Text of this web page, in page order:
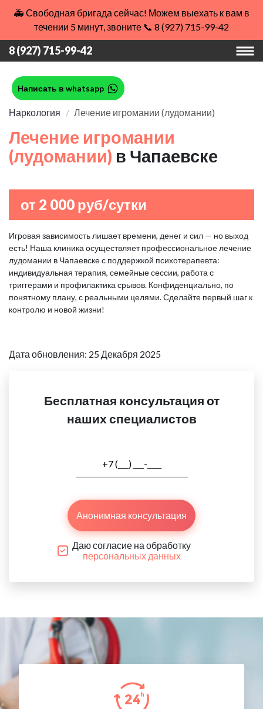
🚑 Свободная бригада сейчас! Можем выехать к вам в
течении 5 минут, звоните 📞 8 (927) 715-99-42
8 (927) 715-99-42
Написать в whatsapp
Наркология Лечение игромании (лудомании)
Лечение игромании
(лудомании) в Чапаевске
от 2 000 руб/сутки
Игровая зависимость лишает времени, денег и сил — но выход
есть! Наша клиника осуществляет профессиональное лечение
лудомании в Чапаевске с поддержкой психотерапевта:
индивидуальная терапия, семейные сессии, работа с
триггерами и профилактика срывов. Конфиденциально, по
понятному плану, с реальными целями. Сделайте первый шаг к
контролю и новой жизни!
Дата обновления: 25 Декабря 2025
Бесплатная консультация от
наших специалистов
Анонимная консультация
Даю согласие на обработку
персональных данных